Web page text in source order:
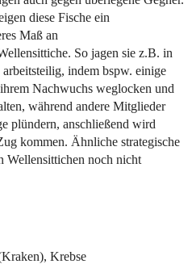
diese Fische ein
Maß an
So jagen sie z.B. in
indem bspw. einige
Nachwuchs weglocken und
während andere Mitglieder
plündern, anschließend wird
kommen. Ähnliche strategische
Wellensittichen noch nicht
Krebse